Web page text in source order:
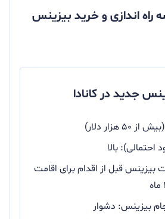
راه اندازی و خرید بیزینس
جدید در کانادا
هزار دلار)
بالا
بیزینس قبل از اقدام برای اقامت
بیزینس: دشوار